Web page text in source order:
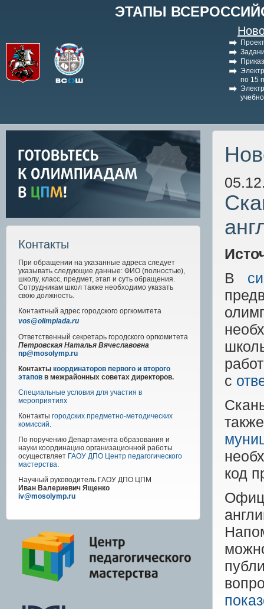
ЭТАПЫ
по 15
Контакты
При обращении на указанные адреса следует
указывать следующие данные: ФИО (полностью),
школу, класс, предмет, этап и суть обращения.
Сотрудникам школ также необходимо указать
свою должность.
Контактный адрес городского оргкомитета
vos@olimpiada.ru
Ответственный секретарь городского оргкомитета
Петровская Наталья Вячеславовна
np@mosolymp.ru
Контакты координаторов первого и второго
этапов в межрайонных советах директоров.
Специальные условия для участия в
мероприятиях
Контакты городских предметно-методических
комиссий.
По поручению Департамента образования и
науки координацию организационной работы
осуществляет ГАОУ ДПО Центр педагогического
мастерства.
Научный руководитель ГАОУ ДПО ЦПМ
Иван Валериевич Ященко
iv@mosolymp.ru
В
с
код